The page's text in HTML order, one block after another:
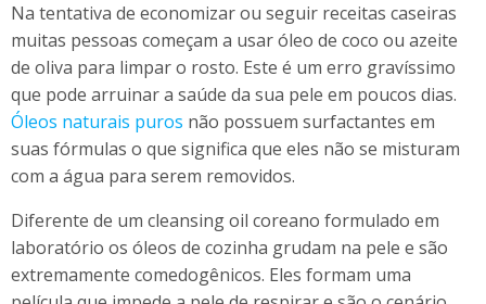
Na tentativa de economizar ou seguir receitas caseiras
muitas pessoas começam a usar óleo de coco ou azeite
de oliva para limpar o rosto. Este é um erro gravíssimo
que pode arruinar a saúde da sua pele em poucos dias.
Óleos naturais puros não possuem surfactantes em
suas fórmulas o que significa que eles não se misturam
com a água para serem removidos.
Diferente de um cleansing oil coreano formulado em
laboratório os óleos de cozinha grudam na pele e são
extremamente comedogênicos. Eles formam uma